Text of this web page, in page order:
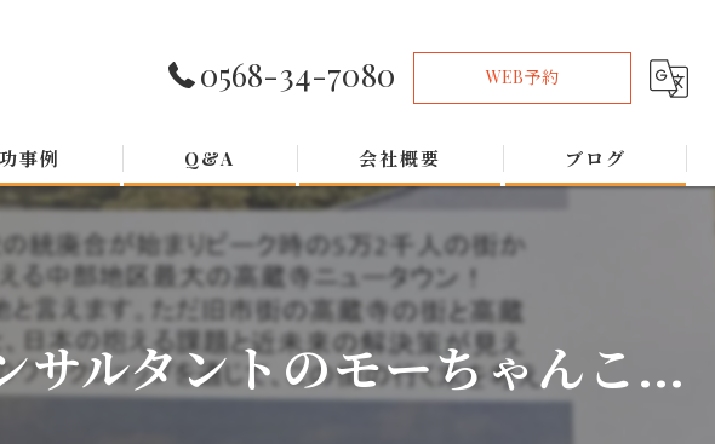
0568-34-7080 WEB予約
事例 Q&A 会社概要 ブログ
サルタントのモーちゃんこ...